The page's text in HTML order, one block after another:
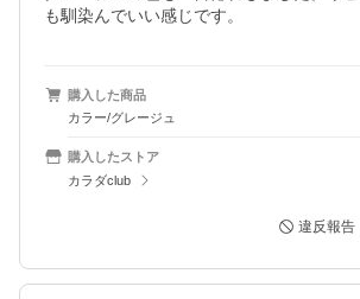
も馴染んでいい感じです。
購入した商品
カラー/グレージュ
購入したストア
カラダclub
違反報告